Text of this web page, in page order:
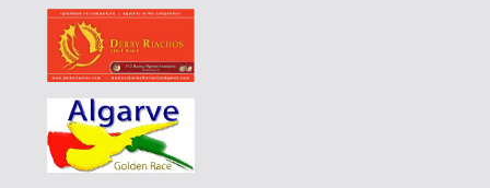
PT25-5350908|95 EUR
PEDRO JOSÉ "SOUTH FLYERS"
297-015|400 EUR
PEDRO JOSÉ "SOUTH FLYERS"
297-015|360 EUR
PEDRO JOSÉ "SOUTH FLYERS"